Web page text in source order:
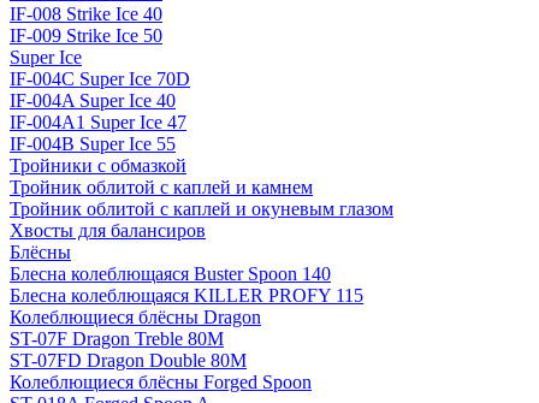
IF-008 Strike Ice 40
IF-009 Strike Ice 50
Super Ice
IF-004C Super Ice 70D
IF-004A Super Ice 40
IF-004A1 Super Ice 47
IF-004B Super Ice 55
Тройники с обмазкой
Тройник облитой с каплей и камнем
Тройник облитой с каплей и окуневым глазом
Хвосты для балансиров
Блёсны
Блесна колеблющаяся Buster Spoon 140
Блесна колеблющаяся KILLER PROFY 115
Колеблющиеся блёсны Dragon
ST-07F Dragon Treble 80M
ST-07FD Dragon Double 80M
Колеблющиеся блёсны Forged Spoon